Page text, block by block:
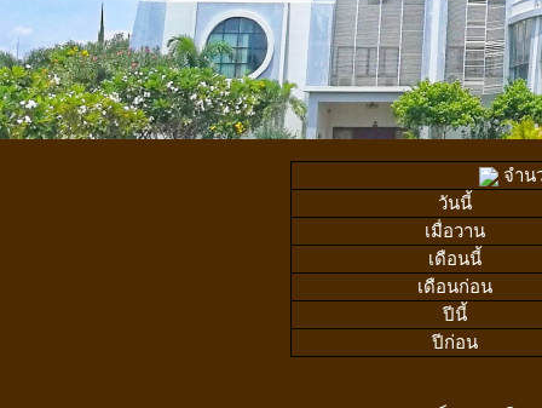
จำน
วันนี้
เมื่อวาน
เดือนนี้
เดือนก่อน
ปีนี้
ปีก่อน